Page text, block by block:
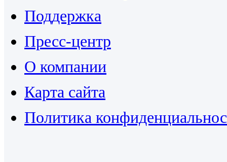
Поддержка
Пресс-центр
О компании
Карта сайта
Политика